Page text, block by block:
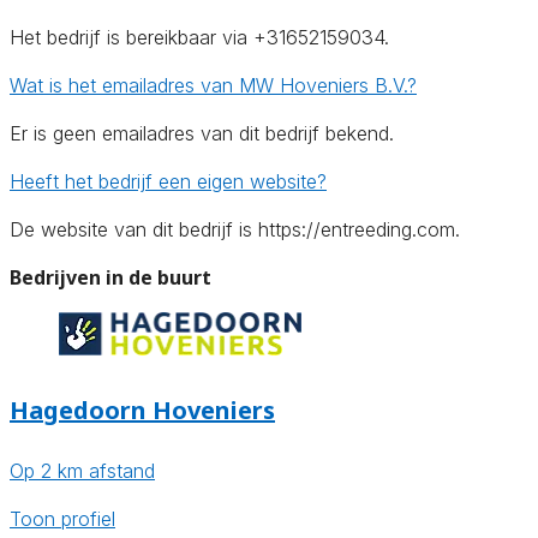
Het bedrijf is bereikbaar via +31652159034.
Wat is het emailadres van MW Hoveniers B.V.?
Er is geen emailadres van dit bedrijf bekend.
Heeft het bedrijf een eigen website?
De website van dit bedrijf is https://entreeding.com.
Bedrijven in de buurt
Hagedoorn Hoveniers
Op 2 km afstand
Toon profiel